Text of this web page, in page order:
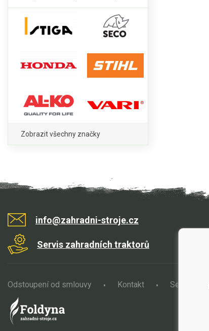
Zobrazit všechny značky
info@zahradni-stroje.cz
Servis zahradních traktorů
Odstoupení od smlouvy Kontakt Servis